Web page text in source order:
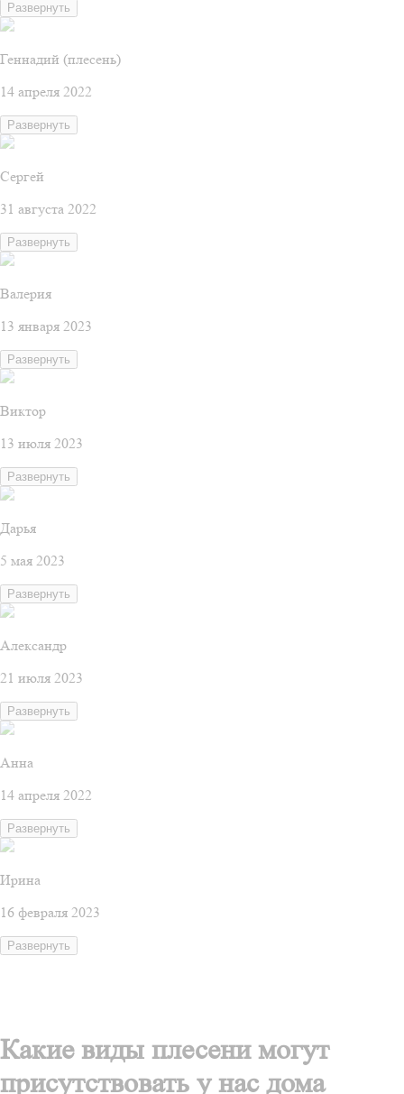
Развернуть
Геннадий (плесень)
14 апреля 2022
Развернуть
Сергей
31 августа 2022
Развернуть
Валерия
13 января 2023
Развернуть
Виктор
13 июля 2023
Развернуть
Дарья
5 мая 2023
Развернуть
Александр
21 июля 2023
Развернуть
Анна
14 апреля 2022
Развернуть
Ирина
16 февраля 2023
Развернуть
Какие виды плесени могут
присутствовать у нас дома